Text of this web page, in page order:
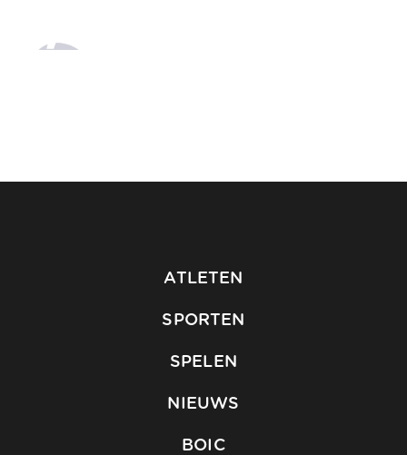
ATLETEN
SPORTEN
SPELEN
NIEUWS
BOIC